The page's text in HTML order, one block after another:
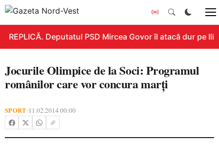
REPLICĂ. Deputatul PSD Mircea Govor îl atacă dur pe
Jocurile Olimpice de la Soci: Programul
românilor care vor concura marţi
SPORT•11.02.2014 00:00